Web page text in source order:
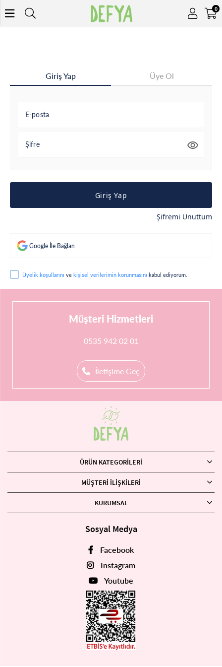
0
Giriş Yap Üye Ol
E-posta
Şifre
Giriş Yap
Şifremi Unuttum
Google İle Bağlan
Üyelik koşullarını ve kişisel verilerimin korunmasını kabul ediyorum.
Müşteri Hizmetleri
0535 942 02 01
İletişime Geç
ÜRÜN KATEGORILERI
MÜŞTERI İLIŞKILERI
KURUMSAL
Sosyal Medya
Facebook
Instagram
Youtube